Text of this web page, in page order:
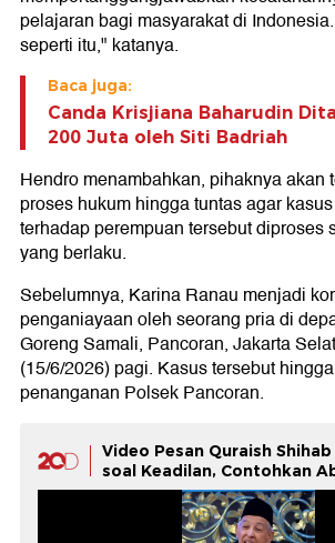
pelajaran bagi masyarakat di
seperti itu," katanya.
Baca juga:
Canda Krisjiana Baharudin
200 Juta oleh Siti Badriah
Hendro menambahkan, pihaknya akan
proses hukum hingga tuntas agar
terhadap perempuan tersebut diproses
yang berlaku.
Sebelumnya, Karina Ranau menjadi
penganiayaan oleh seorang pria di
Goreng Samali, Pancoran, Jakarta
(15/6/2026) pagi. Kasus tersebut
penanganan Polsek Pancoran.
Video Pesan Quraish
soal Keadilan, Contohkan